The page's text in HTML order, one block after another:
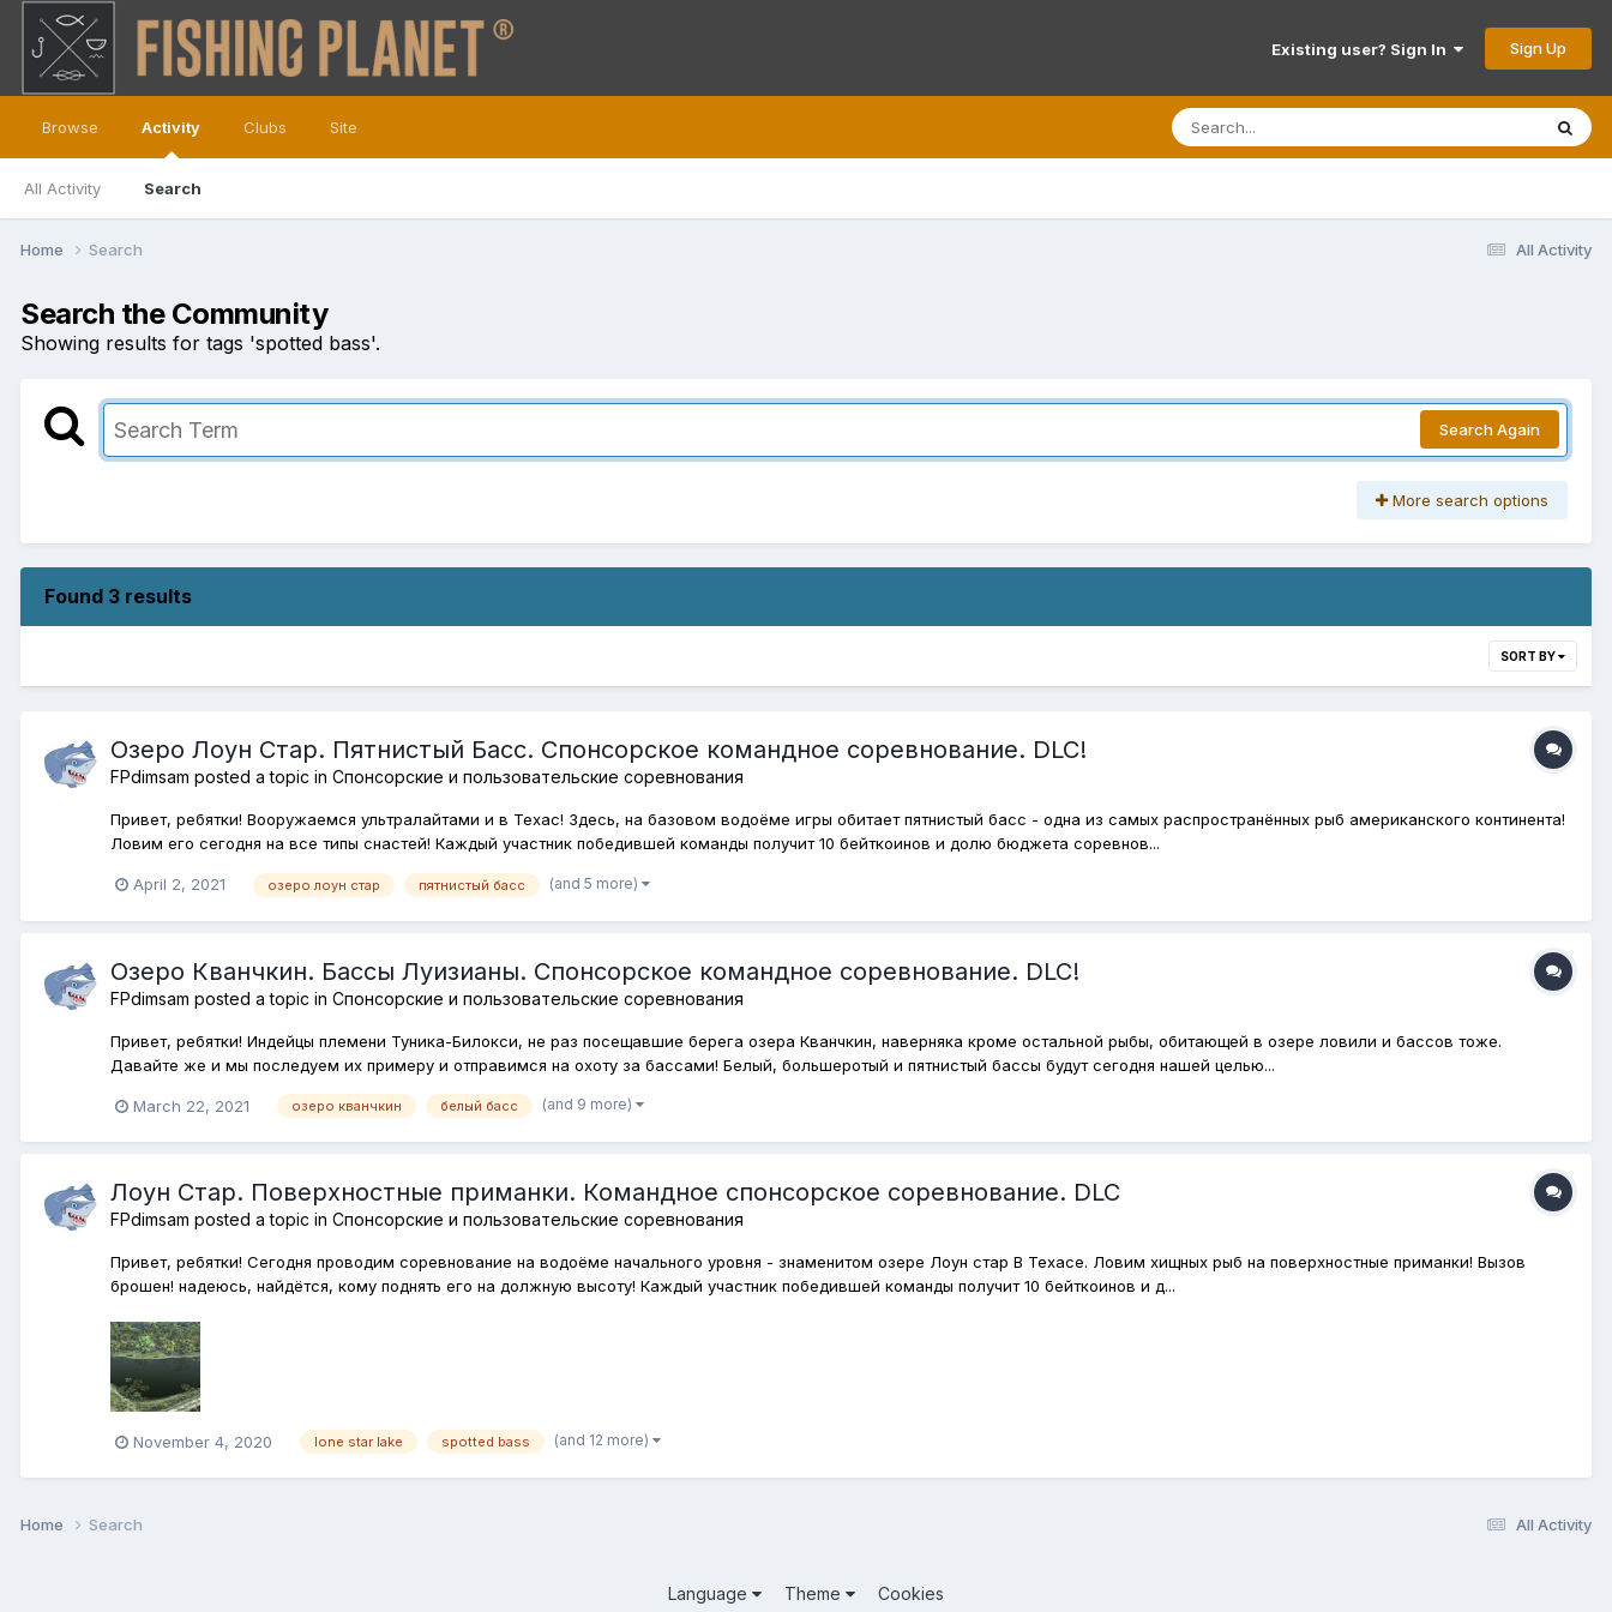
Existing user? Sign In Sign Up
Browse Activity
All Activity Search
Clubs Site
All Activity
Home Search
Search the Community
Showing results for tags 'spotted bass'.
Search Again
More search options
Found 3 results
SORT BY
Озеро Лоун Стар. Пятнистый Басс. Спонсорское командное соревнование. DLC!
FPdimsam posted a topic in Спонсорские и пользовательские соревнования
Привет, ребятки! Вооружаемся ультралайтами и в Техас! Здесь, на базовом водоёме игры обитает пятнистый басс - одна из самых распространённых рыб американского континента!
Ловим его сегодня на все типы снастей! Каждый участник победившей команды получит 10 бейткоинов и долю бюджета соревнов...
April 2, 2021 озеро лоун стар пятнистый басс (and 5 more)
Озеро Кванчкин. Бассы Луизианы. Спонсорское командное соревнование. DLC!
FPdimsam posted a topic in Спонсорские и пользовательские соревнования
Привет, ребятки! Индейцы племени Туника-Билокси, не раз посещавшие берега озера Кванчкин, наверняка кроме остальной рыбы, обитающей в озере ловили и бассов тоже.
Давайте же и мы последуем их примеру и отправимся на охоту за бассами! Белый, большеротый и пятнистый бассы будут сегодня нашей целью...
March 22, 2021 озеро кванчкин белый басс (and 9 more)
Лоун Стар. Поверхностные приманки. Командное спонсорское соревнование. DLC
FPdimsam posted a topic in Спонсорские и пользовательские соревнования
Привет, ребятки! Сегодня проводим соревнование на водоёме начального уровня - знаменитом озере Лоун стар В Техасе. Ловим хищных рыб на поверхностные приманки! Вызов
брошен! надеюсь, найдётся, кому поднять его на должную высоту! Каждый участник победившей команды получит 10 бейткоинов и д...
November 4, 2020 lone star lake spotted bass (and 12 more)
All Activity
Home Search
Language Theme Cookies